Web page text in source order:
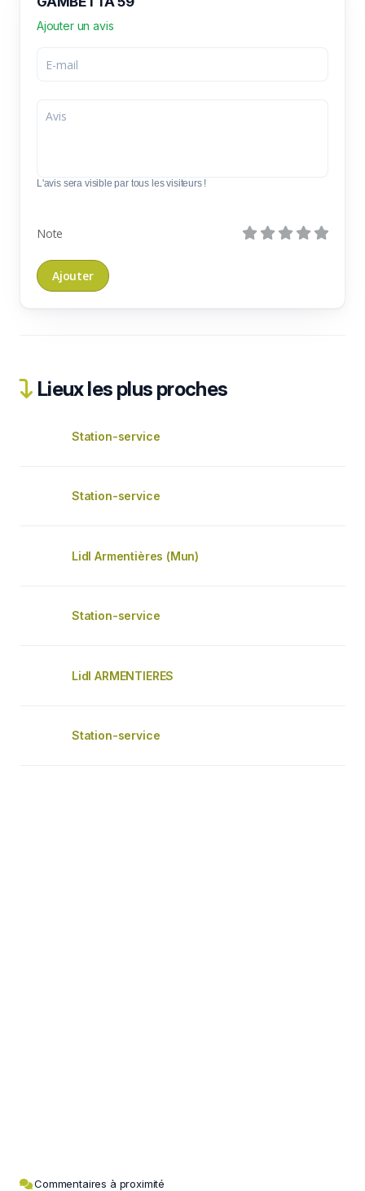
Ajouter un avis
L'avis sera visible par tous les visiteurs !
Note
Lieux les plus proches
Station-service
Station-service
Lidl Armentières (Mun)
Station-service
Lidl ARMENTIERES
Station-service
Commentaires à proximité